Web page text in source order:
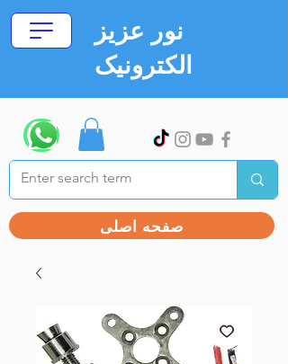
نور عزیز
الکترونیک
صفحه اصلی